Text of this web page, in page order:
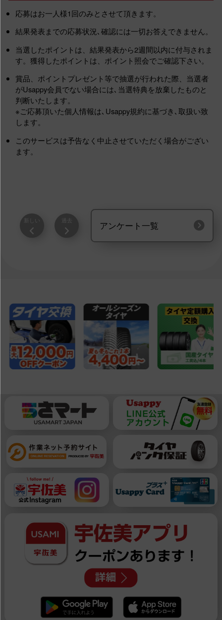
応募はお一人様1回のみとさせて頂きます。
結果発表までの応募状況､確認には一切お答えできません。
当選したポイントは、結果発表から2週間以内に付与されま
す。獲得したポイントは、ポイント照会でご確認下さい。
賞品、ポイントプレゼント等で抽選が行われた際、当選者
がUsappy会員でない場合には､当選特典を放棄したものと
判断いたします。
※ご応募頂いた個人情報は､Usappy規約に基づき､取扱い致
します。
このサービスは予告なく中止させていただく場合がござい
ます。
新しい 過去 アンケート一覧